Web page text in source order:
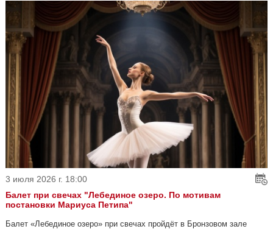
3 июля 2026 г. 18:00
Балет при свечах "Лебединое озеро. По мотивам
постановки Мариуса Петипа"
Балет «Лебединое озеро» при свечах пройдёт в Бронзовом зале